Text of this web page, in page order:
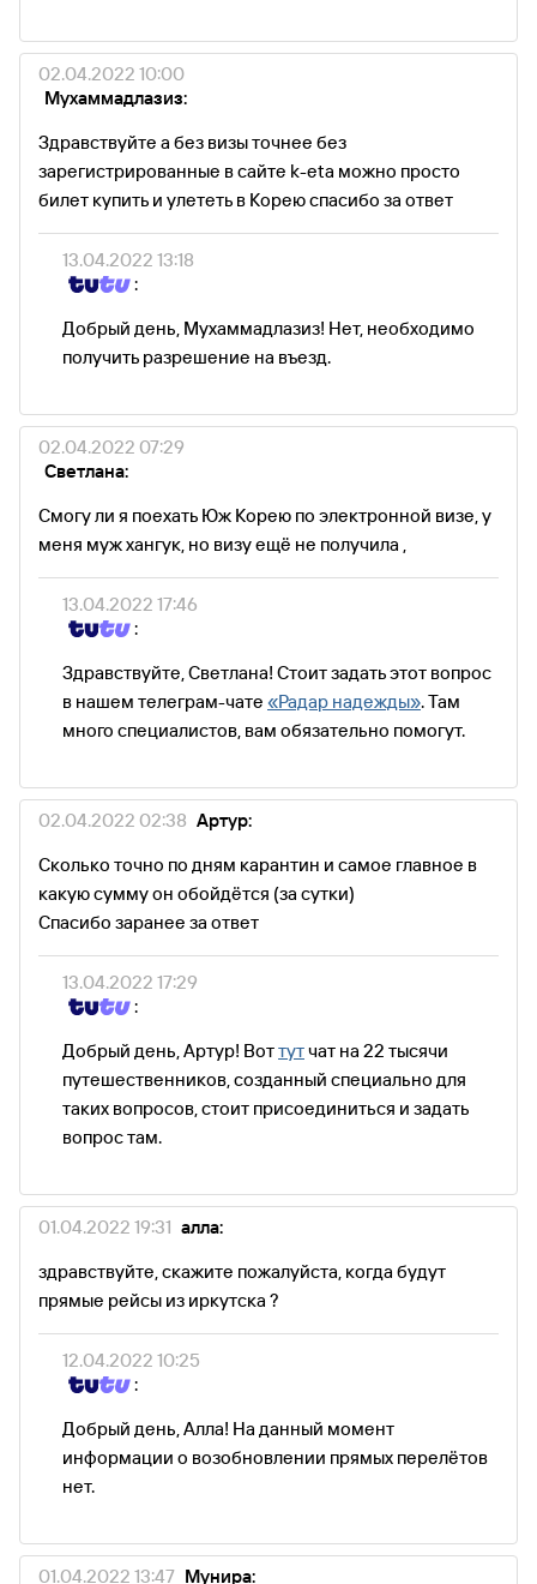
02.04.2022 10:00
Мухаммадлазиз:
Здравствуйте а без визы точнее без
зарегистрированные в сайте k-еta можно просто
билет купить и улететь в Корею спасибо за ответ
13.04.2022 13:18
:
Добрый день, Мухаммадлазиз! Нет, необходимо
получить разрешение на въезд.
02.04.2022 07:29
Светлана:
Смогу ли я поехать Юж Корею по электронной визе, у
меня муж хангук, но визу ещё не получила ,
13.04.2022 17:46
:
Здравствуйте, Светлана! Стоит задать этот вопрос
в нашем телеграм-чате «Радар надежды». Там
много специалистов, вам обязательно помогут.
02.04.2022 02:38 Артур:
Сколько точно по дням карантин и самое главное в
какую сумму он обойдётся (за сутки)
Спасибо заранее за ответ
13.04.2022 17:29
:
Добрый день, Артур! Воттутчат на 22 тысячи
путешественников, созданный специально для
таких вопросов, стоит присоединиться и задать
вопрос там.
01.04.2022 19:31 алла:
здравствуйте, скажите пожалуйста, когда будут
прямые рейсы из иркутска ?
12.04.2022 10:25
:
Добрый день, Алла! На данный момент
информации о возобновлении прямых перелётов
нет.
01.04.2022 13:47 Мунира: